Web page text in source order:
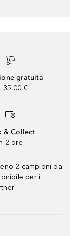
gratuita
35,00 €
& Collect
2 ore
2 campioni da
per i